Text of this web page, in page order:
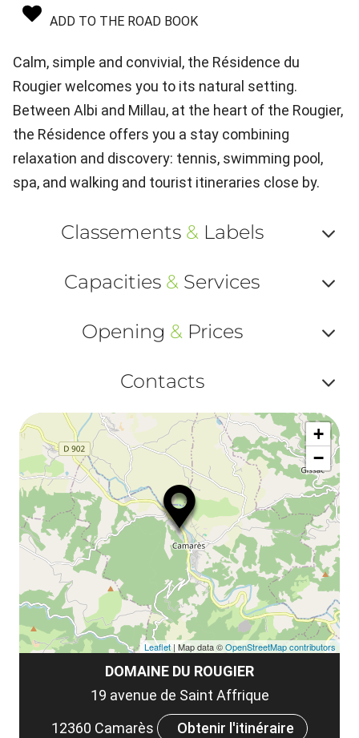
ADD TO THE ROAD BOOK
Calm, simple and convivial, the Résidence du
Rougier welcomes you to its natural setting.
Between Albi and Millau, at the heart of the Rougier,
the Résidence offers you a stay combining
relaxation and discovery: tennis, swimming pool,
spa, and walking and tourist itineraries close by.
Classements &Labels
ou
Capacities & Services
ou
Opening &Prices
ou
et
Contacts
ou
DOMAINE DU ROUGIER
19 avenue de Saint Affrique
12360 Camarès
Obtenir l'itinéraire
+
−
Leaflet| Map data ©OpenStreetMap contributors